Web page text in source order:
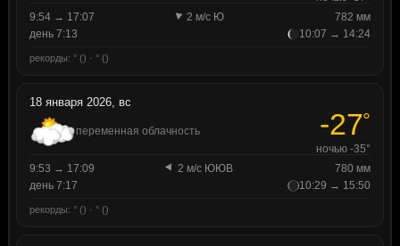
9:54 → 17:07
2 м/с Ю
782 мм
день 7:13
10:07 → 14:24
рекорды: ° () · ° ()
18 января 2026, вс
переменная облачность -27°
ночью -35°
9:53 → 17:09
2 м/с ЮЮВ
780 мм
день 7:17
10:29 → 15:50
рекорды: ° () · ° ()